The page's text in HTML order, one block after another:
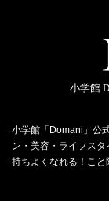
小学館
小学館「Domani」公
ン・美容・ライフス
持ちよくなれる！こと